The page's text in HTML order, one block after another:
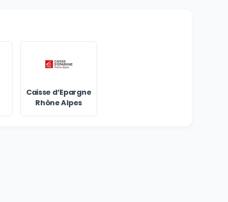
Caisse d’Epargne
Rhône Alpes